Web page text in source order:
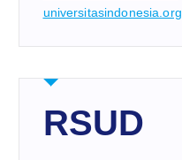
universitasindonesia.org
RSUD